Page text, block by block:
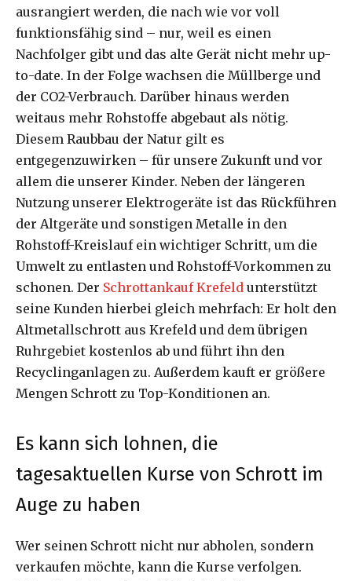
ausrangiert werden, die nach wie vor voll
funktionsfähig sind – nur, weil es einen
Nachfolger gibt und das alte Gerät nicht mehr up-
to-date. In der Folge wachsen die Müllberge und
der CO2-Verbrauch. Darüber hinaus werden
weitaus mehr Rohstoffe abgebaut als nötig.
Diesem Raubbau der Natur gilt es
entgegenzuwirken – für unsere Zukunft und vor
allem die unserer Kinder. Neben der längeren
Nutzung unserer Elektrogeräte ist das Rückführen
der Altgeräte und sonstigen Metalle in den
Rohstoff-Kreislauf ein wichtiger Schritt, um die
Umwelt zu entlasten und Rohstoff-Vorkommen zu
schonen. Der Schrottankauf Krefeld unterstützt
seine Kunden hierbei gleich mehrfach: Er holt den
Altmetallschrott aus Krefeld und dem übrigen
Ruhrgebiet kostenlos ab und führt ihn den
Recyclinganlagen zu. Außerdem kauft er größere
Mengen Schrott zu Top-Konditionen an.
Es kann sich lohnen, die
tagesaktuellen Kurse von Schrott im
Auge zu haben
Wer seinen Schrott nicht nur abholen, sondern
verkaufen möchte, kann die Kurse verfolgen.